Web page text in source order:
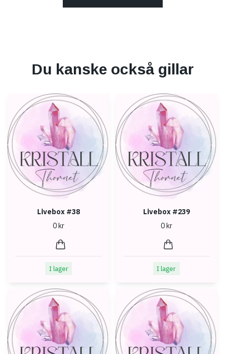
Du kanske också gillar
Livebox #38
0 kr
I lager
Livebox #239
0 kr
I lager